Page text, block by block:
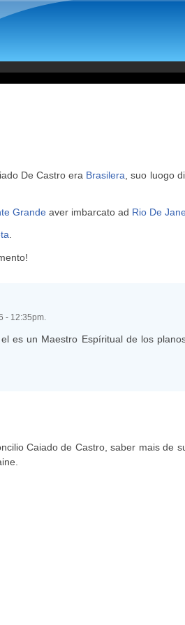
De Castro era Brasilera , suo luogo
Grandeaver imbarcato ad Rio De
.
- 12:35pm.
es un Maestro Espíritual de los
Caiado de Castro, saber mais de